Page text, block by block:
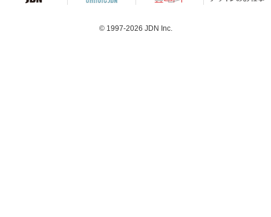
© 1997-2026 JDN Inc.